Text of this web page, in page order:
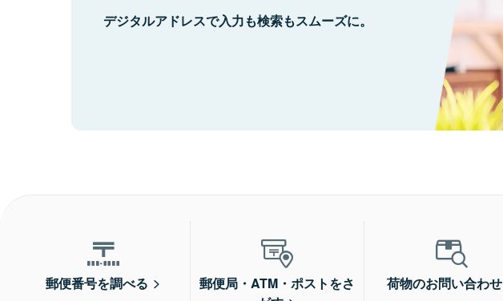
デジタルアドレスで入力も検索もスムーズに。
郵便番号を調べる
郵便局・ATM・ポストをさ
荷物のお問い合わせ